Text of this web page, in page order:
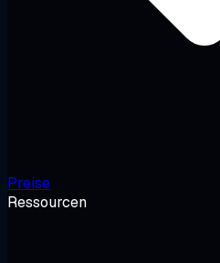
Preise
Ressourcen